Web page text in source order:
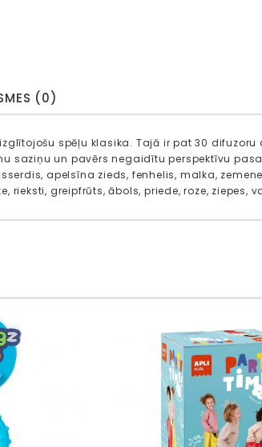
(0)
spēļu klasika. Tajā ir pat 30
saziņu un pavērs negaidītu perspektīvu
apelsīna zieds, fenhelis, malka,
rieksti, greipfrūts, ābols, priede, roze, ziepes,